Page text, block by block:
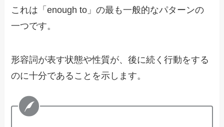
これは「enough to」の最も一般的なパターンの
一つです。
形容詞が表す状態や性質が、後に続く行動をする
のに十分であることを示します。